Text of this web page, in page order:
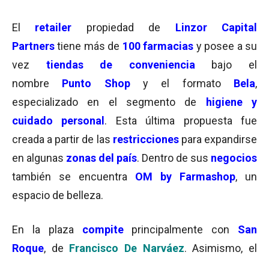
El retailer propiedad de Linzor Capital
Partners tiene más de 100 farmacias y posee a su
vez
tiendas de conveniencia
bajo el
nombre
Punto Shopy el formato Bela,
especializado en el segmento de
higiene y
cuidado personal . Esta última propuesta fue
creada a partir de las restriccionespara expandirse
en algunas zonas del país. Dentro de sus negocios
también se encuentra
OM by Farmashop, un
espacio de belleza.
En la plaza compiteprincipalmente con San
Roque, de Francisco De Narváez. Asimismo, el